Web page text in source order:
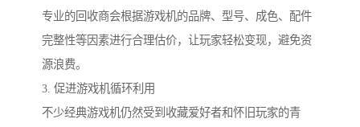
专业的回收商会根据游戏机的品牌、型号、成色、配件
完整性等因素进行合理估价，让玩家轻松变现，避免资
源浪费。
3. 促进游戏机循环利用
不少经典游戏机仍然受到收藏爱好者和怀旧玩家的青